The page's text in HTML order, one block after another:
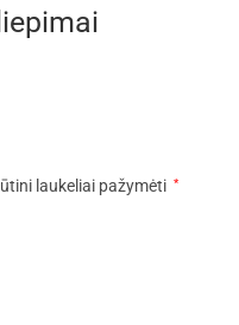
laukeliai pažymėti *